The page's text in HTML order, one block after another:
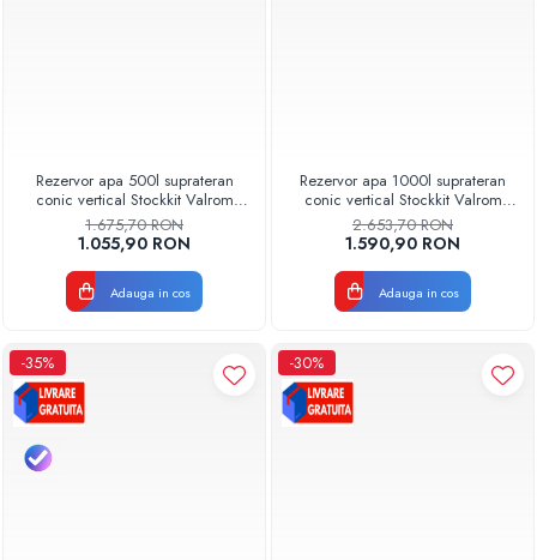
Rezervor apa 500l suprateran
conic vertical Stockkit Valrom
49010500000
1.675,70 RON
1.055,90 RON
Adauga in cos
Rezervor apa 1000l suprateran
conic vertical Stockkit Valrom
49011000000
2.653,70 RON
1.590,90 RON
Adauga in cos
-35% -30%